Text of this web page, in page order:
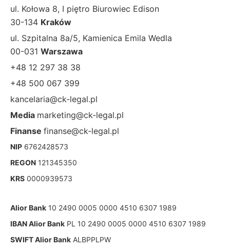
ul. Kołowa 8, I piętro Biurowiec Edison
30-134 Kraków
ul. Szpitalna 8a/5, Kamienica Emila Wedla
00-031 Warszawa
+48 12 297 38 38
+48 500 067 399
kancelaria@ck-legal.pl
Media marketing@ck-legal.pl
Finanse finanse@ck-legal.pl
NIP 6762428573
REGON 121345350
KRS 0000939573
Alior Bank 10 2490 0005 0000 4510 6307 1989
IBAN Alior Bank PL 10 2490 0005 0000 4510 6307 1989
SWIFT Alior Bank ALBPPLPW